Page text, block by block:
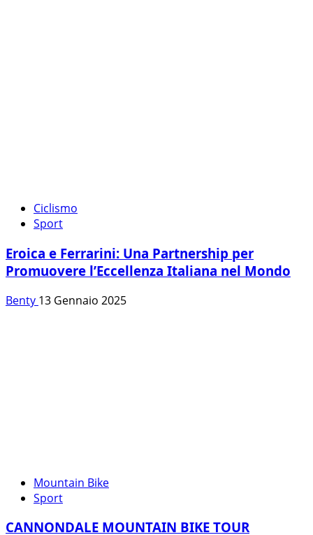
Ciclismo
Sport
Eroica e Ferrarini: Una Partnership per
Promuovere l’Eccellenza Italiana nel Mondo
Benty 13 Gennaio 2025
Mountain Bike
Sport
CANNONDALE MOUNTAIN BIKE TOUR